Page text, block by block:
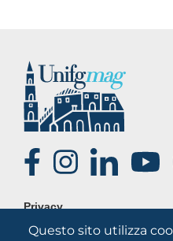
Questo sito utilizza
SOCIAL
FOOTER
Privacy
Note legali